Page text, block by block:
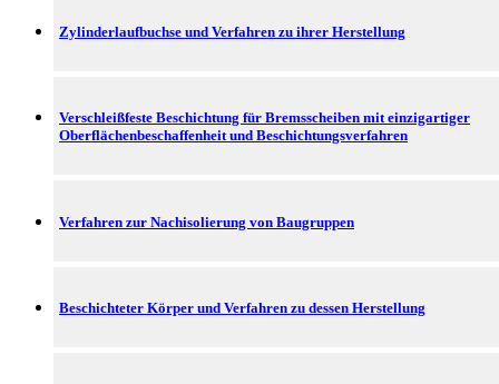
Zylinderlaufbuchse und Verfahren zu ihrer Herstellung
Verschleißfeste Beschichtung für Bremsscheiben mit einzigartiger
Oberflächenbeschaffenheit und Beschichtungsverfahren
Verfahren zur Nachisolierung von Baugruppen
Beschichteter Körper und Verfahren zu dessen Herstellung